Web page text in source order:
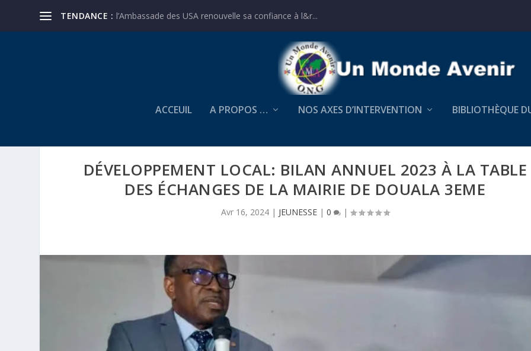
TENDANCE : l’Ambassade des USA renouvelle sa confiance à l&r...
ACCEUIL A PROPOS … NOS AXES D’INTERVENTION BIBLIOTHÈQUE
DÉVELOPPEMENT LOCAL: BILAN ANNUEL 2023 À LA TABLE
DES ÉCHANGES DE LA MAIRIE DE DOUALA 3EME
Avr 16, 2024| JEUNESSE| 0 |